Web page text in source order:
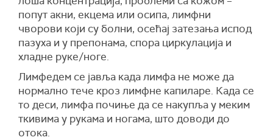
попут акни, екцема или осипа, лимфни
чворови који су болни, осећај затезања испод
пазуха и у препонама, спора циркулација и
хладне руке/ноге.
Лимфедем се јавља када лимфа не може да
нормално тече кроз лимфне капиларе. Када се
то деси, лимфа почиње да се накупља у меким
ткивима у рукама и ногама, што доводи до
отока.